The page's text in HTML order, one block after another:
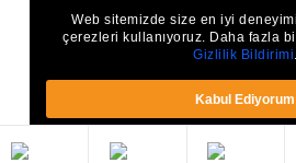
Web sitemizde size en iyi
çerezleri kullanıyoruz. Daha fazla
Gizlilik Bildirimi.
Kabul Ediyorum